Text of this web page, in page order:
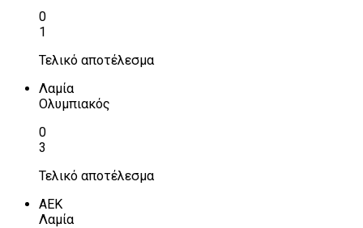
0
1
Τελικό αποτέλεσμα
Λαμία
Ολυμπιακός
0
3
Τελικό αποτέλεσμα
ΑΕΚ
Λαμία